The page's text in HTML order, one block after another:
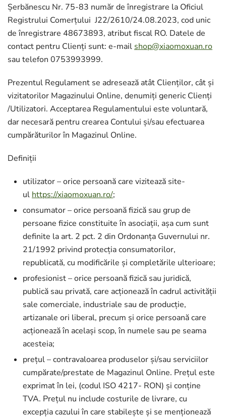
Șerbănescu Nr. 75-83 număr de înregistrare la Oficiul
Registrului Comerțului J22/2610/24.08.2023, cod unic
de înregistrare 48673893, atribut fiscal RO. Datele de
contact pentru Clienți sunt: e-mail shop@xiaomoxuan.ro
sau telefon 0753993999.
Prezentul Regulament se adresează atât Clienților, cât și
vizitatorilor Magazinului Online, denumiți generic Clienți
/Utilizatori. Acceptarea Regulamentului este voluntară,
dar necesară pentru crearea Contului și/sau efectuarea
cumpărăturilor în Magazinul Online.
Definiții
utilizator – orice persoană care vizitează site-
ul https://xiaomoxuan.ro/;
consumator – orice persoană fizică sau grup de
persoane fizice constituite în asociații, așa cum sunt
definite la art. 2 pct. 2 din Ordonanța Guvernului nr.
21/1992 privind protecția consumatorilor,
republicată, cu modificările și completările ulterioare;
profesionist – orice persoană fizică sau juridică,
publică sau privată, care acționează în cadrul activității
sale comerciale, industriale sau de producție,
artizanale ori liberal, precum și orice persoană care
acționează în același scop, în numele sau pe seama
acesteia;
prețul – contravaloarea produselor și/sau serviciilor
cumpărate/prestate de Magazinul Online. Prețul este
exprimat în lei, (codul ISO 4217- RON) și conține
TVA. Prețul nu include costurile de livrare, cu
excepția cazului în care stabilește și se menționează